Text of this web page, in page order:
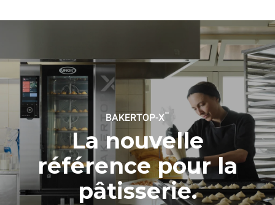
produite à partir de sources
Greenhouse
Gas Protocol
Estimation calculée sur la base
d'une utilisation quotidienne du
four (300 jours/an) :
8 demi-charges de
croissants
Estimation calculée sur la base
des nettoyages hebdomadaires
suivants (42 semaines/an) :
1 nettoyage rapide
BAKERTOP-X™
La nouvelle
référence pour la
pâtisserie.